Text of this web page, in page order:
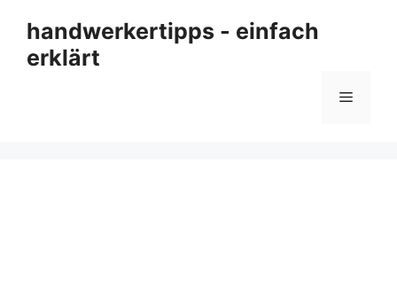
Inhalt
springen
handwerkertipps - einfach
erklärt
Menü